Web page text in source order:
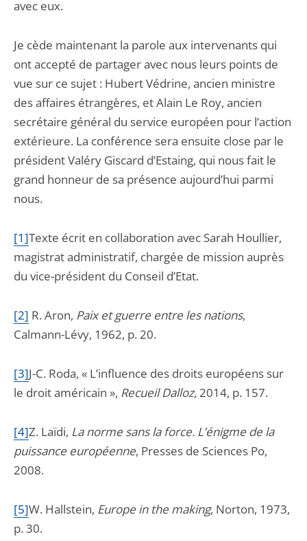
avec eux.
Je cède maintenant la parole aux intervenants qui
ont accepté de partager avec nous leurs points de
vue sur ce sujet : Hubert Védrine, ancien ministre
des affaires étrangères, et Alain Le Roy, ancien
secrétaire général du service européen pour l’action
extérieure. La conférence sera ensuite close par le
président Valéry Giscard d’Estaing, qui nous fait le
grand honneur de sa présence aujourd’hui parmi
nous.
[1]Texte écrit en collaboration avec Sarah Houllier,
magistrat administratif, chargée de mission auprès
du vice-président du Conseil d’Etat.
[2] R. Aron, Paix et guerre entre les nations,
Calmann-Lévy, 1962, p. 20.
[3]J-C. Roda, « L’influence des droits européens sur
le droit américain », Recueil Dalloz, 2014, p. 157.
[4]Z. Laïdi, La norme sans la force. L’énigme de la
puissance européenne, Presses de Sciences Po,
2008.
[5]W. Hallstein, Europe in the making, Norton, 1973,
p. 30.